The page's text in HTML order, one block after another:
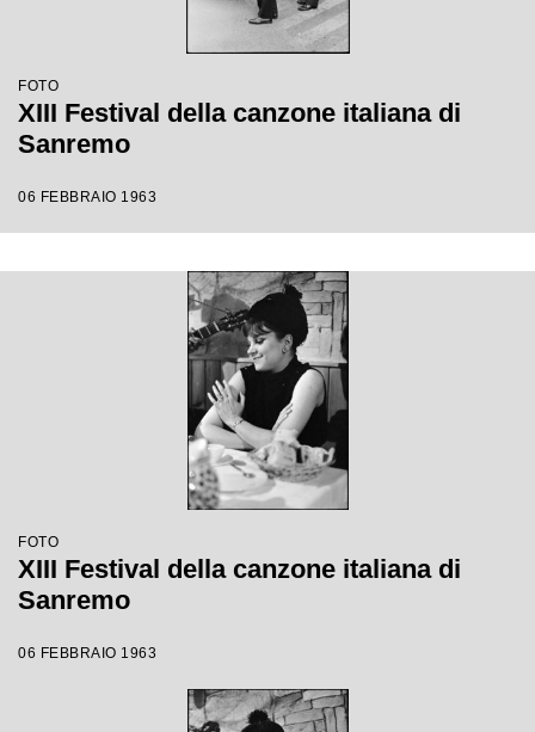
FOTO
XIII Festival della canzone italiana di
Sanremo
06 FEBBRAIO 1963
FOTO
XIII Festival della canzone italiana di
Sanremo
06 FEBBRAIO 1963